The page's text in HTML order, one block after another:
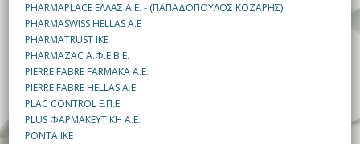
PHARMAPLACE ΕΛΛΑΣ Α.Ε. - (ΠΑΠΑΔΟΠΟΥΛΟΣ ΚΟΖΑΡΗΣ)
PHARMASWISS HELLAS A.E
PHARMATRUST IKE
PHARMAZAC Α.Φ.Ε.Β.Ε.
PIERRE FABRE FARMAKA A.E.
PIERRE FABRE HELLAS A.E.
PLAC CONTROL E.Π.Ε
PLUS ΦΑΡΜΑΚΕΥΤΙΚΗ Α.Ε.
PONTA IKE